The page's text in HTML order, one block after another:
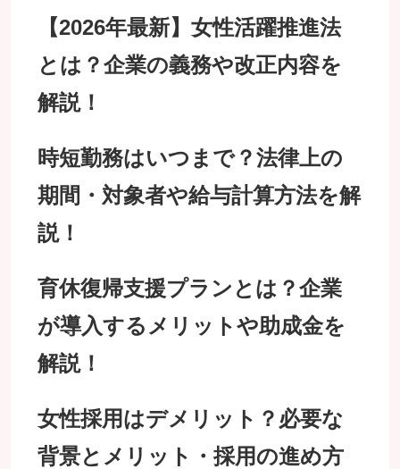
【2026年最新】女性活躍推進法
とは？企業の義務や改正内容を
解説！
時短勤務はいつまで？法律上の
期間・対象者や給与計算方法を解
説！
育休復帰支援プランとは？企業
が導入するメリットや助成金を
解説！
女性採用はデメリット？必要な
背景とメリット・採用の進め方